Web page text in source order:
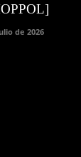
de 2026